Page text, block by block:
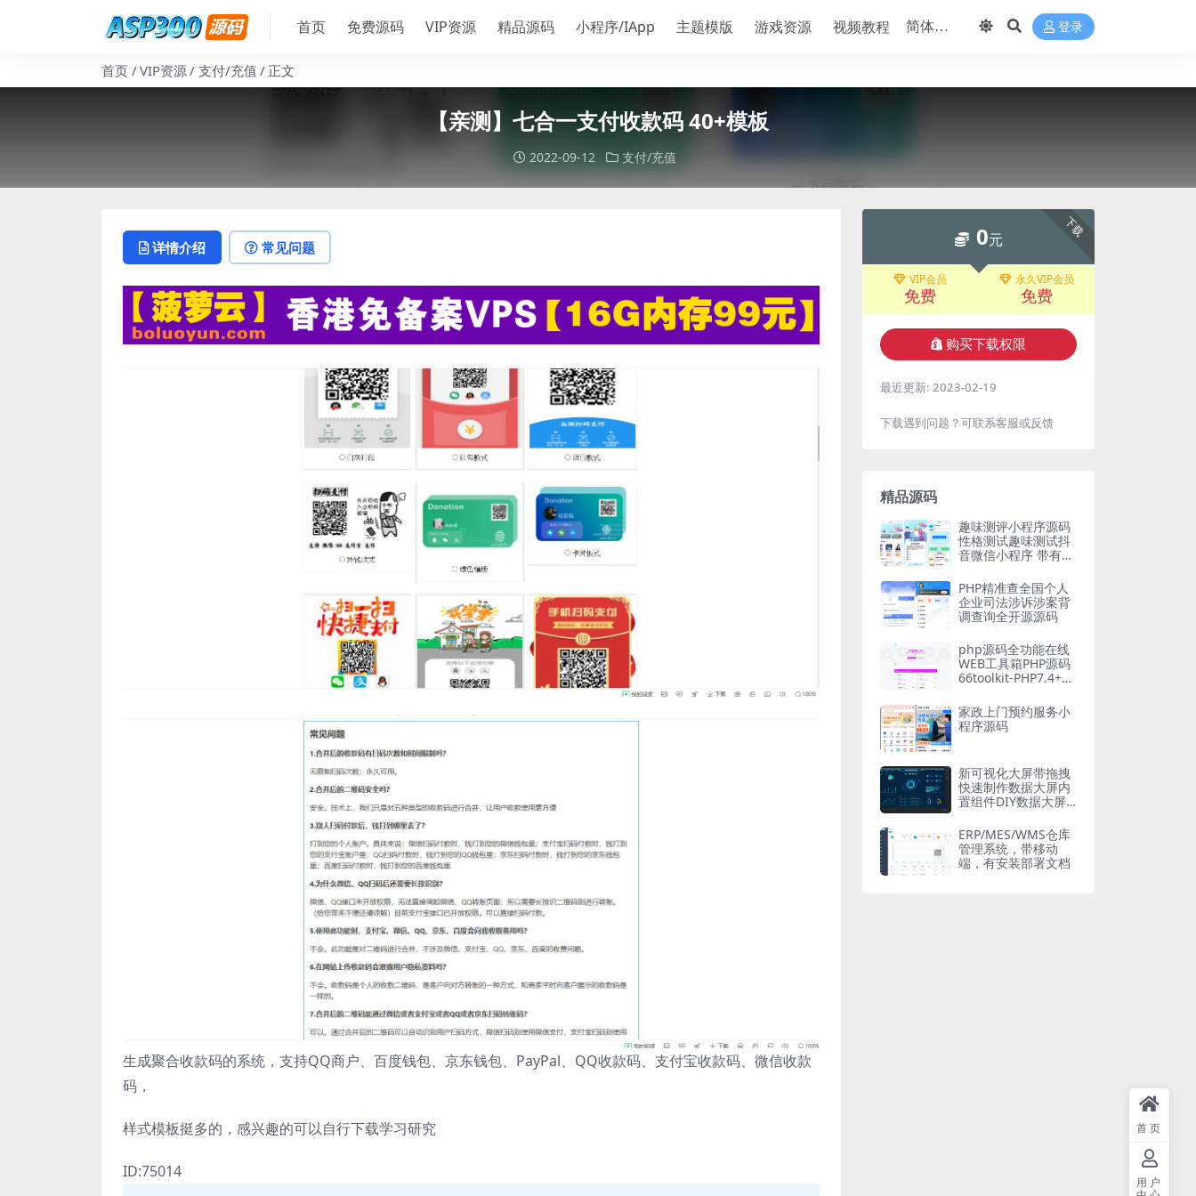
首页 免费源码 VIP资源 精品源码 小程序/IApp 主题模版 游戏资源 视频教程 登录
首页 VIP资源 支付/充值 正文
【亲测】七合一支付收款码 40+模板
2022-09-12 支付/充值
详情介绍 常见问题
生成聚合收款码的系统，支持QQ商户、百度钱包、京东钱包、PayPal、QQ收款码、支付宝收款码、微信收款
码，
样式模板挺多的，感兴趣的可以自行下载学习研究
ID:75014
下载
0元
VIP会员
免费
永久VIP会员
免费
购买下载权限
最近更新: 2023-02-19
下载遇到问题？可联系客服或反馈
精品源码
趣味测评小程序源码
性格测试趣味测试抖
音微信小程序 带有流
PHP精准查全国个人
企业司法涉诉涉案背
调查询全开源源码
php源码全功能在线
WEB工具箱PHP源码
66toolkit-PHP7.4+网
家政上门预约服务小
程序源码
新可视化大屏带拖拽
快速制作数据大屏内
置组件DIY数据大屏
企业数据
ERP/MES/WMS仓库
管理系统，带移动
端，有安装部署文档
首页
用户